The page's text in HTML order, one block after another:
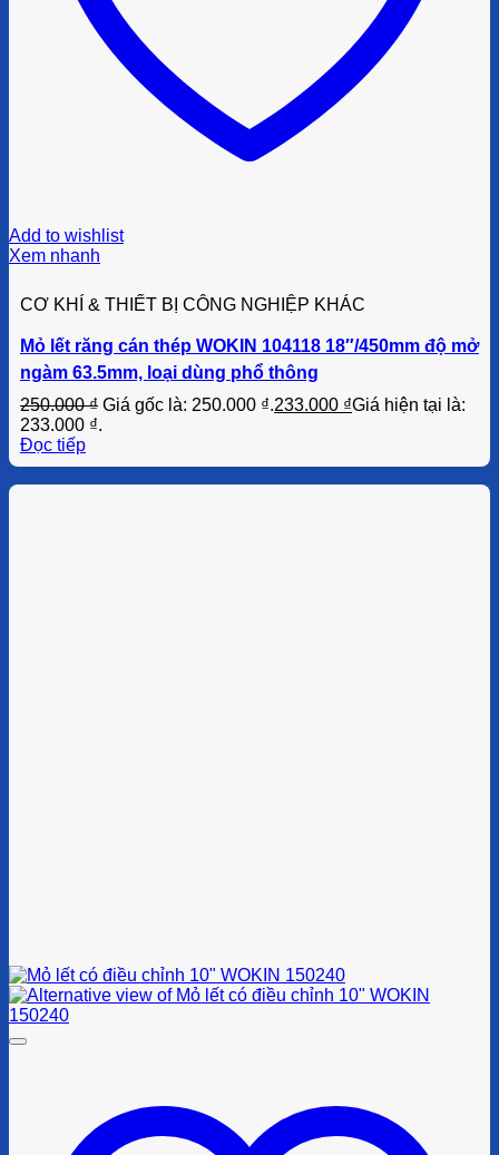
Add to wishlist
Xem nhanh
CƠ KHÍ & THIẾT BỊ CÔNG NGHIỆP KHÁC
Mỏ lết răng cán thép WOKIN 104118 18″/450mm độ mở
ngàm 63.5mm, loại dùng phổ thông
250.000₫ Giá gốc là: 250.000 ₫.233.000 ₫Giá hiện tại là:
233.000 ₫.
Đọc tiếp